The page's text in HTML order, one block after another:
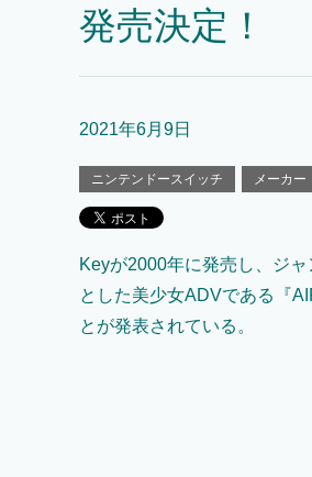
発売決定！
2021年6月9日
ニンテンドースイッチ メーカー
Keyが2000年に発売し、ジ
とした美少女ADVである『
とが発表されている。